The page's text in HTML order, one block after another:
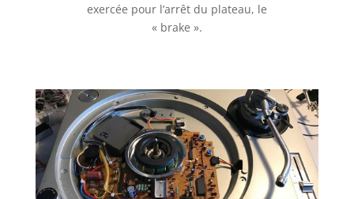
exercée pour l’arrêt du plateau, le
« brake ».